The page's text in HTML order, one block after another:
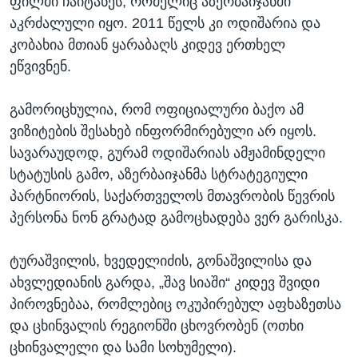
აკრძალული იყო. 2011 წელს კი ოდიშარია და
კობახია მთიან ყარაბაღს კიდევ ერთხელ
ეწვივნენ.
გამორიცხულია, რომ ოფიციალური ბაქო ამ
ვიზიტების შესახებ ინფორმირებული არ იყოს.
სავარაუდოდ, გურამ ოდიშარიას ამჟამინდელი
სტატუსის გამო, აზერბაიჯანმა სტრატეგიული
პარტნიორის, საქართველოს მთავრობის წევრის
პერსონა ნონ გრატად გამოცხადება ვერ გარისკა.
ტურაშვილის, ხვედელიძის, გონაშვილისა და
ახვლედიანის გარდა, „შავ სიაში“ კიდევ შვიდი
პიროვნებაა, რომლებიც ოკუპირებულ აფხაზეთსა
და ცხინვალის რეგიონში ცხოვრობენ (ოთხი
ცხინვალელი და სამი სოხუმელი).